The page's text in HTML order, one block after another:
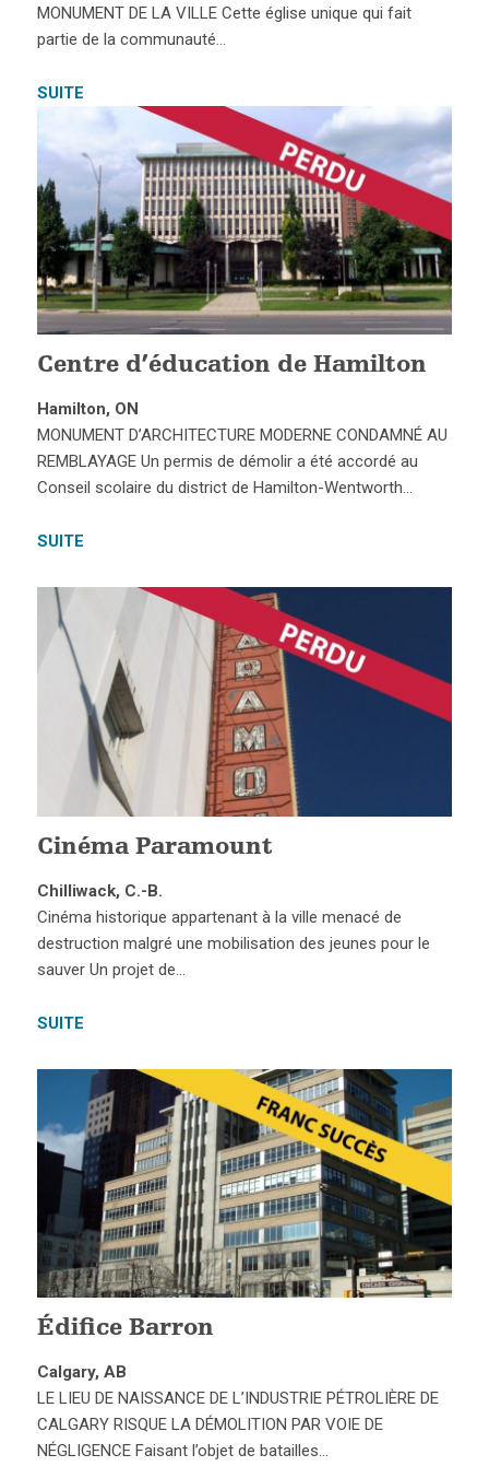
MONUMENT DE LA VILLE Cette église unique qui fait
partie de la communauté…
SUITE
Centre d’éducation de Hamilton
Hamilton, ON
MONUMENT D’ARCHITECTURE MODERNE CONDAMNÉ AU
REMBLAYAGE Un permis de démolir a été accordé au
Conseil scolaire du district de Hamilton-Wentworth…
SUITE
Cinéma Paramount
Chilliwack, C.-B.
Cinéma historique appartenant à la ville menacé de
destruction malgré une mobilisation des jeunes pour le
sauver Un projet de…
SUITE
Édifice Barron
Calgary, AB
LE LIEU DE NAISSANCE DE L’INDUSTRIE PÉTROLIÈRE DE
CALGARY RISQUE LA DÉMOLITION PAR VOIE DE
NÉGLIGENCE Faisant l’objet de batailles…